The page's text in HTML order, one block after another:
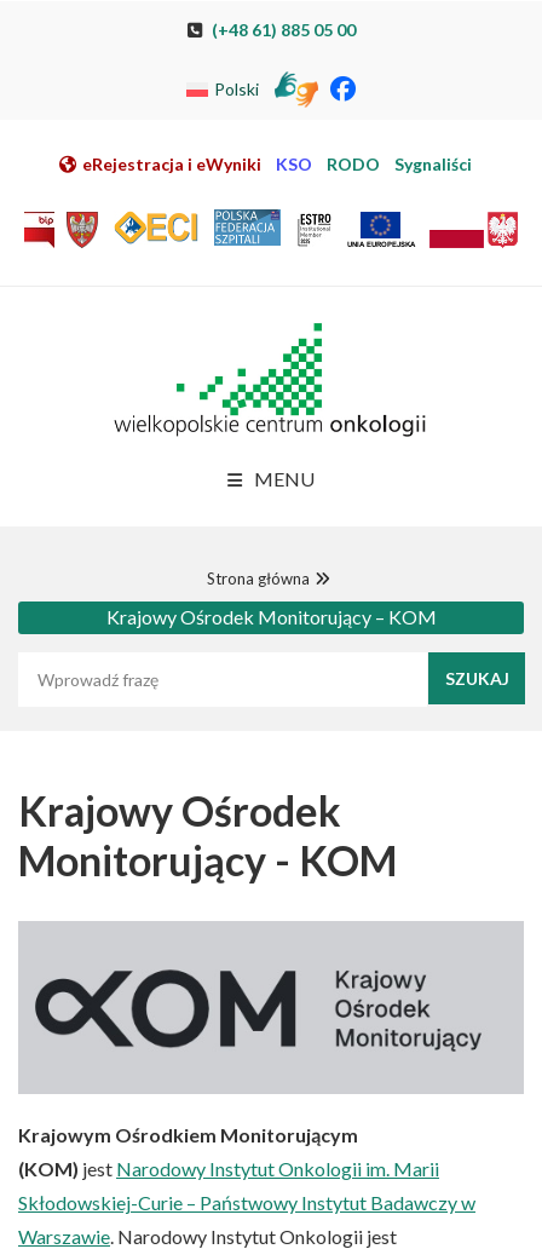
Przeskocz do nawigacji
Przejdź do mapy strony
Przejdź do elektronicznej rejestracji pacjenta
(+48 61) 885 05 00
Polski
eRejestracja i eWyniki KSO RODO Sygnaliści
MENU
Strona główna
Krajowy Ośrodek Monitorujący – KOM
Krajowy Ośrodek
Monitorujący - KOM
Krajowym Ośrodkiem Monitorującym
(KOM) jest Narodowy Instytut Onkologii im. Marii
Skłodowskiej-Curie – Państwowy Instytut Badawczy w
Warszawie . Narodowy Instytut Onkologii jest